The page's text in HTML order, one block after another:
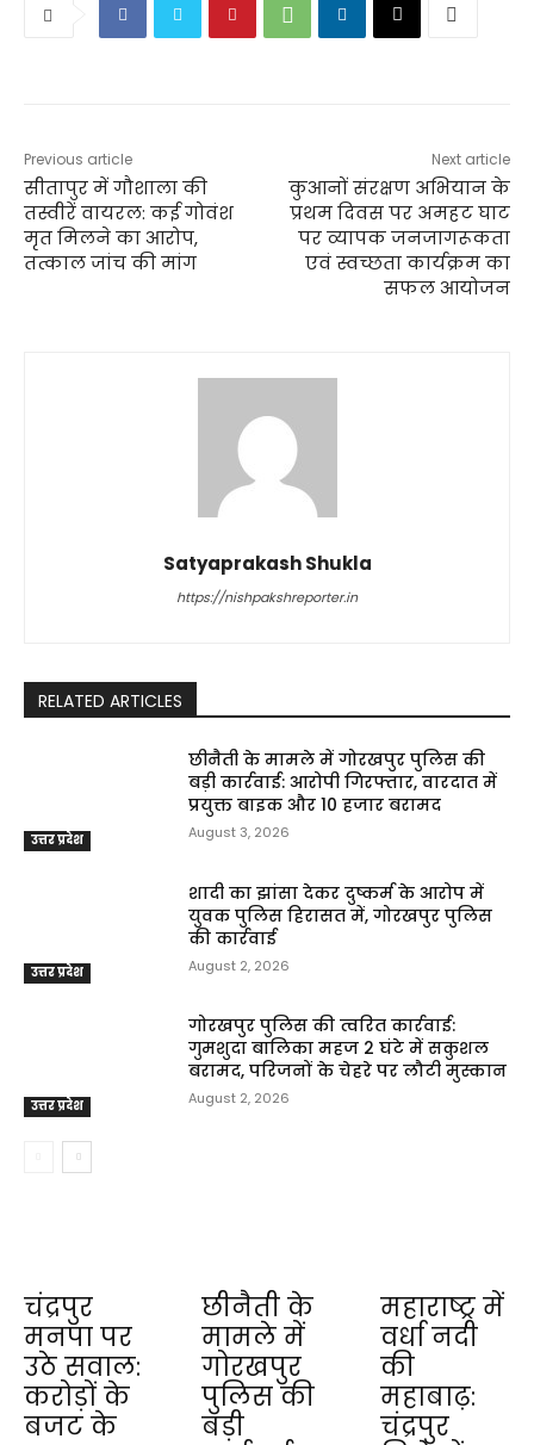
Previous article
सीतापुर में गौशाला की
तस्वीरें वायरल: कई गोवंश
मृत मिलने का आरोप,
तत्काल जांच की मांग
Next article
कुआनों संरक्षण अभियान के
प्रथम दिवस पर अमहट घाट
पर व्यापक जनजागरूकता
एवं स्वच्छता कार्यक्रम का
सफल आयोजन
Satyaprakash Shukla
https://nishpakshreporter.in
RELATED ARTICLES
उत्तर प्रदेश
छीनैती के मामले में गोरखपुर पुलिस की
बड़ी कार्रवाई: आरोपी गिरफ्तार, वारदात में
प्रयुक्त बाइक और ₹10 हजार बरामद
August 3, 2026
उत्तर प्रदेश
शादी का झांसा देकर दुष्कर्म के आरोप में
युवक पुलिस हिरासत में, गोरखपुर पुलिस
की कार्रवाई
August 2, 2026
उत्तर प्रदेश
गोरखपुर पुलिस की त्वरित कार्रवाई:
गुमशुदा बालिका महज 2 घंटे में सकुशल
बरामद, परिजनों के चेहरे पर लौटी मुस्कान
August 2, 2026
चंद्रपुर
मनपा पर
उठे सवाल:
करोड़ों के
बजट के
छीनैती के
मामले में
गोरखपुर
पुलिस की
बड़ी
महाराष्ट्र में
वर्धा नदी
की
महाबाढ़:
चंद्रपुर